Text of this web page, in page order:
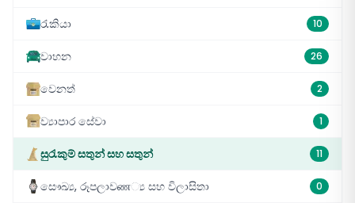
රැකියා 10
වාහන 26
වෙනත් 2
ව්‍යාපාර සේවා 1
සුරැකුම් සතුන් සහ සතුන් 11
සෞඛ්‍ය, රූපලාවண්‍ය සහ විලාසිතා 0